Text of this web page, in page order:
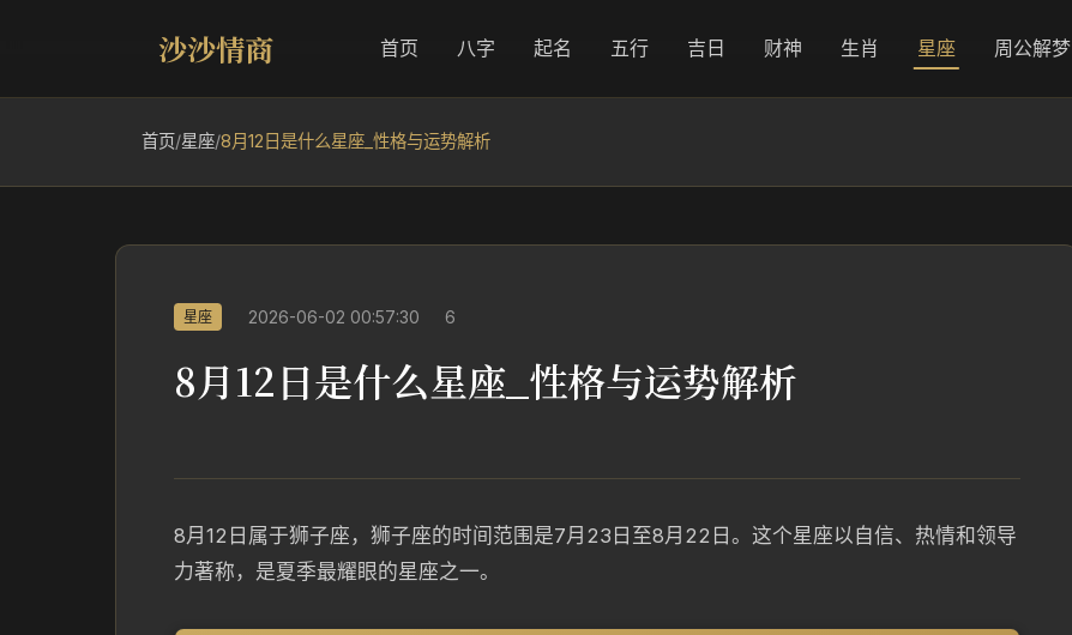
沙沙情商 首页 八字 起名 五行 吉日 财神 生肖 星座 周公解梦
首页/星座/8月12日是什么星座_性格与运势解析
星座 2026-06-02 00:57:30 6
8月12日是什么星座_性格与运势解析
8月12日属于狮子座，狮子座的时间范围是7月23日至8月22日。这个星座以自信、热情和领导
力著称，是夏季最耀眼的星座之一。